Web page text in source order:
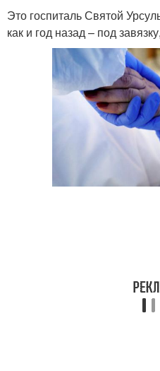
Это госпиталь Святой
как и год назад – под